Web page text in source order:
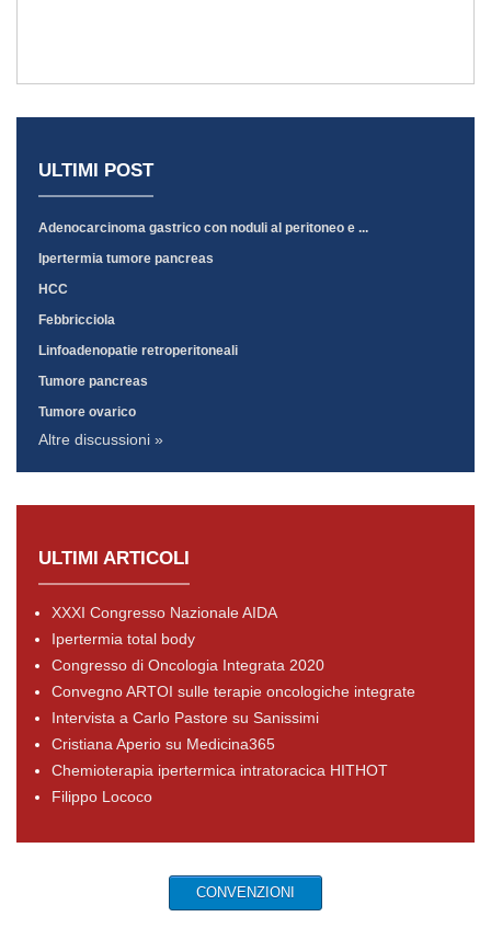
ULTIMI POST
Adenocarcinoma gastrico con noduli al peritoneo e ...
Ipertermia tumore pancreas
HCC
Febbricciola
Linfoadenopatie retroperitoneali
Tumore pancreas
Tumore ovarico
Altre discussioni »
ULTIMI ARTICOLI
XXXI Congresso Nazionale AIDA
Ipertermia total body
Congresso di Oncologia Integrata 2020
Convegno ARTOI sulle terapie oncologiche integrate
Intervista a Carlo Pastore su Sanissimi
Cristiana Aperio su Medicina365
Chemioterapia ipertermica intratoracica HITHOT
Filippo Lococo
CONVENZIONI